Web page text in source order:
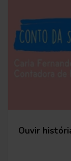
Ouvir